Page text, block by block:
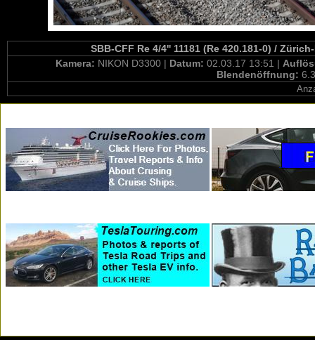
SBB-CFF Re 4/4'' 11181 (Re 420.181-0) /
Kamera: NIKON D3300 | Datum: 02.03.17 13:51 |
Blendenöffnung: